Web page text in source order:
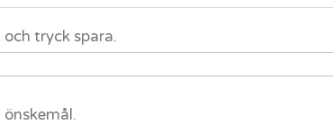
tryck spara.